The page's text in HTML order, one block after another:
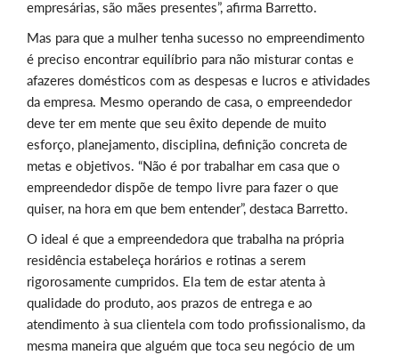
empresárias, são mães presentes”, afirma Barretto.
Mas para que a mulher tenha sucesso no empreendimento
é preciso encontrar equilíbrio para não misturar contas e
afazeres domésticos com as despesas e lucros e atividades
da empresa. Mesmo operando de casa, o empreendedor
deve ter em mente que seu êxito depende de muito
esforço, planejamento, disciplina, definição concreta de
metas e objetivos. “Não é por trabalhar em casa que o
empreendedor dispõe de tempo livre para fazer o que
quiser, na hora em que bem entender”, destaca Barretto.
O ideal é que a empreendedora que trabalha na própria
residência estabeleça horários e rotinas a serem
rigorosamente cumpridos. Ela tem de estar atenta à
qualidade do produto, aos prazos de entrega e ao
atendimento à sua clientela com todo profissionalismo, da
mesma maneira que alguém que toca seu negócio de um